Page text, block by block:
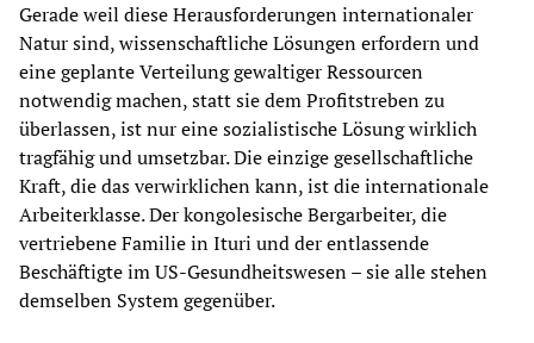
Gerade weil diese Herausforderungen internationaler
Natur sind, wissenschaftliche Lösungen erfordern und
eine geplante Verteilung gewaltiger Ressourcen
notwendig machen, statt sie dem Profitstreben zu
überlassen, ist nur eine sozialistische Lösung wirklich
tragfähig und umsetzbar. Die einzige gesellschaftliche
Kraft, die das verwirklichen kann, ist die internationale
Arbeiterklasse. Der kongolesische Bergarbeiter, die
vertriebene Familie in Ituri und der entlassende
Beschäftigte im US-Gesundheitswesen – sie alle stehen
demselben System gegenüber.